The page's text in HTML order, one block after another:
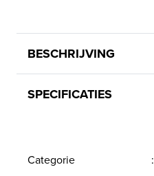
BESCHRIJVING
SPECIFICATIES
Categorie :